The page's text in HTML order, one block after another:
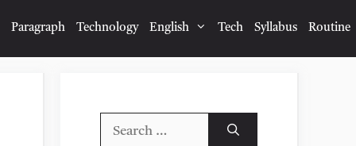
Paragraph Technology English Tech Syllabus Routine